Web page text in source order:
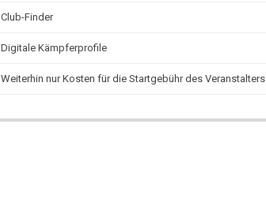
Club-Finder
Digitale Kämpferprofile
Weiterhin nur Kosten für die Startgebühr des Veranstalters